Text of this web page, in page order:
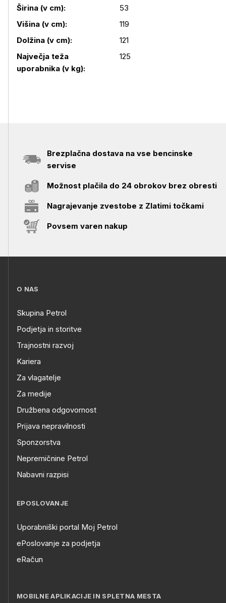
Podrobnosti izdelka
Širina (v cm):
53
Višina (v cm):
119
Dolžina (v cm):
121
Največja teža
uporabnika (v kg):
125
Brezplačna dostava na vse bencinske
servise
Možnost plačila do 24 obrokov brez obresti
Nagrajevanje zvestobe z Zlatimi točkami
Povsem varen nakup
O NAS
Skupina Petrol
Podjetja in storitve
Trajnostni razvoj
Kariera
Za vlagatelje
Za medije
Družbena odgovornost
Prijava nepravilnosti
Sponzorstva
Nepremičnine Petrol
Nabavni razpisi
EPOSLOVANJE
Uporabniški portal Moj Petrol
ePoslovanje za podjetja
eRačun
MOBILNE APLIKACIJE IN SPLETNA MESTA